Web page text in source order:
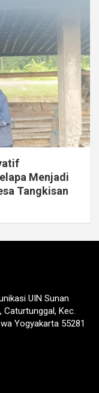
Menjadi
Tangkisan
UIN Sunan
Caturtunggal, Kec.
Yogyakarta 55281